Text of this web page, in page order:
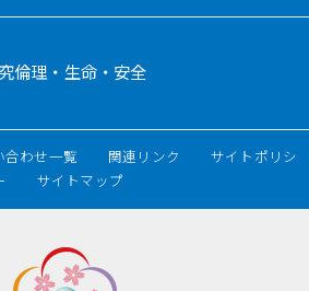
倫理・生命・安全
合わせ一覧 関連リンク
サイトポリシ
サイトマップ